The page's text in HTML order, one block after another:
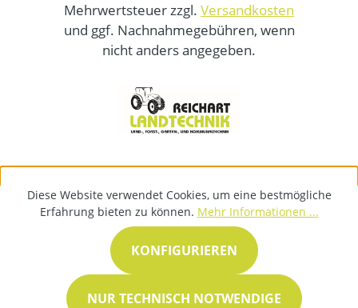
Mehrwertsteuer zzgl. Versandkosten
und ggf. Nachnahmegebühren, wenn
nicht anders angegeben.
Diese Website verwendet Cookies, um eine bestmögliche
Erfahrung bieten zu können. Mehr Informationen ...
NUR TECHNISCH NOTWENDIGE
KONFIGURIEREN